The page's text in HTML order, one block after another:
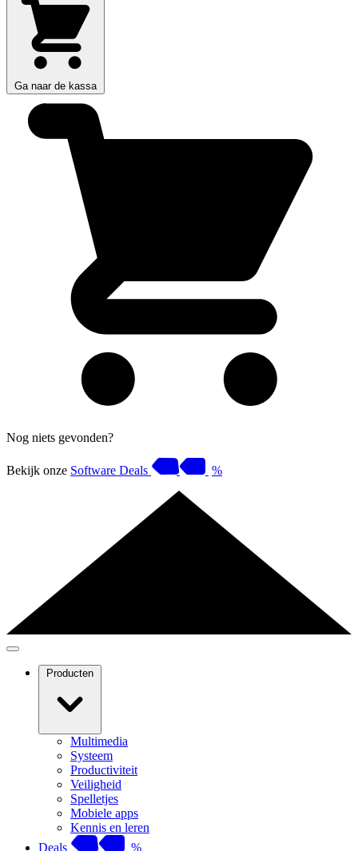
Ga naar de kassa
Nog niets gevonden?
Bekijk onze Software Deals %
Producten
Multimedia
Systeem
Productiviteit
Veiligheid
Spelletjes
Mobiele apps
Kennis en leren
Deals
%